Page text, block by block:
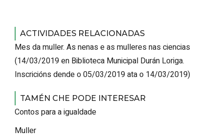
ACTIVIDADES RELACIONADAS
Mes da muller. As nenas e as mulleres nas ciencias
(14/03/2019en Biblioteca Municipal Durán Loriga.
Inscricións dende o 05/03/2019 ata o 14/03/2019)
TAMÉN CHE PODE INTERESAR
Contos para a igualdade
Muller